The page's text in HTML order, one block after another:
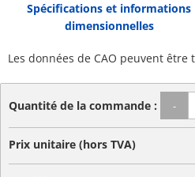
Spécifications et informations
dimensionnelles
Les données de CAO peuvent être
Quantité de la commande : -
Prix unitaire (hors TVA)